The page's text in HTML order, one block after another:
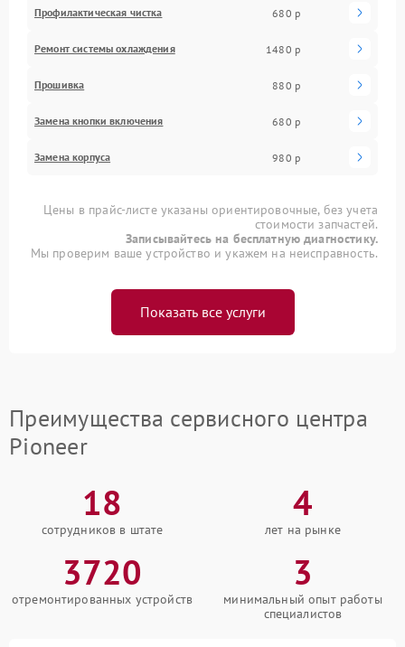
Профилактическая чистка 680 р
Ремонт системы охлаждения 1480 р
Прошивка 880 р
Замена кнопки включения 680 р
Замена корпуса 980 р
Цены в прайс-листе указаны ориентировочные, без учета
стоимости запчастей.
Записывайтесь на бесплатную диагностику.
Мы проверим ваше устройство и укажем на неисправность.
Показать все услуги
Преимущества сервисного центра
Pioneer
18
сотрудников в штате
4
лет на рынке
3720
отремонтированных устройств
3
минимальный опыт работы
специалистов